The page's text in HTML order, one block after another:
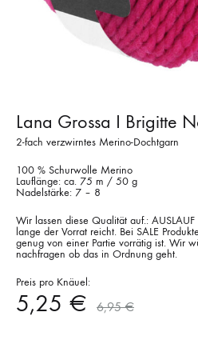
Lana Grossa I Brigitte
2-fach verzwirntes Merino-Dochtgarn
100 % Schurwolle Merino
Lauflänge: ca. 75 m / 50 g
Nadelstärke: 7 – 8
Wir lassen diese Qualität auf.:
lange der Vorrat reicht. Bei SALE
genug von einer Partie vorrätig ist. Wir
nachfragen ob das in Ordnung geht.
Preis pro Knäuel:
5,25 € 6,95€